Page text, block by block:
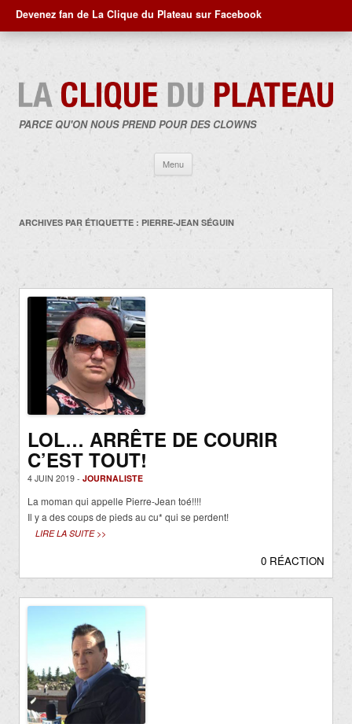
Devenez fan de La Clique du Plateau sur Facebook
PARCE QU'ON NOUS PREND POUR DES CLOWNS
Menu
contenu
ARCHIVES PAR ÉTIQUETTE : PIERRE-JEAN SÉGUIN
LOL… ARRÊTE DE COURIR
C’EST TOUT!
4 JUIN 2019 - JOURNALISTE
La moman qui appelle Pierre-Jean toé!!!!
Il y a des coups de pieds au cu* qui se perdent!
LIRE LA SUITE >>
0 RÉACTION